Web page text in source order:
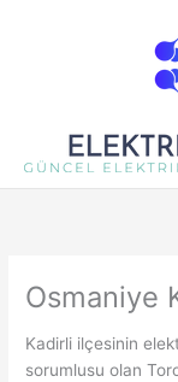
Osmaniye
Kadirli ilçesinin
sorumlusu olan